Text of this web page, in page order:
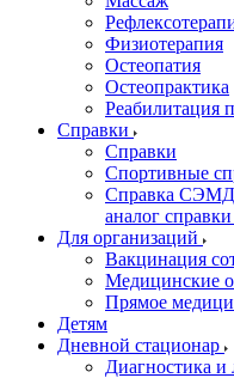
Физиотерапия
Остеопатия
Остеопрактика
Реабилитация
Справки
Справки
Спортивные
Справка
аналог
Для организаций
Вакцинация
Медицинские
Прямое
Детям
Дневной стационар
Диагностика и